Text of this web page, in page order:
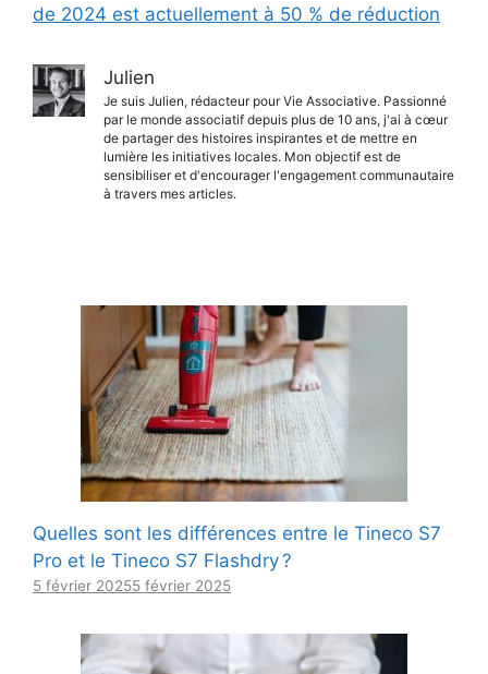
de 2024 est actuellement à 50 % de réduction
Julien
Je suis Julien, rédacteur pour Vie Associative. Passionné
par le monde associatif depuis plus de 10 ans, j'ai à cœur
de partager des histoires inspirantes et de mettre en
lumière les initiatives locales. Mon objectif est de
sensibiliser et d'encourager l'engagement communautaire
à travers mes articles.
Quelles sont les différences entre le Tineco S7
Pro et le Tineco S7 Flashdry ?
5 février 20255 février 2025